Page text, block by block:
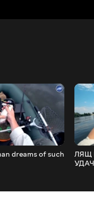
dreams of such
ЛЯЩ